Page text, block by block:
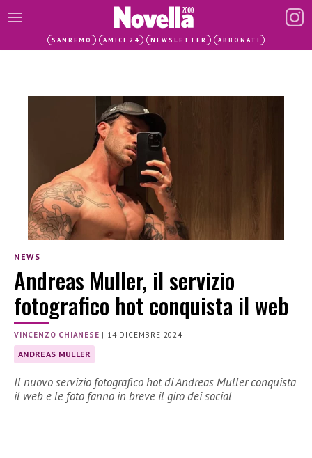
SANREMO AMICI 24 NEWSLETTER ABBONATI
NEWS
Andreas Muller, il servizio
fotografico hot conquista il web
VINCENZO CHIANESE | 14 DICEMBRE 2024
ANDREAS MULLER
Il nuovo servizio fotografico hot di Andreas Muller conquista
il web e le foto fanno in breve il giro dei social